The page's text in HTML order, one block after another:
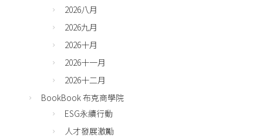
2026八月
2026九月
2026十月
2026十一月
2026十二月
BookBook 布克商學院
ESG永續行動
人才發展激勵